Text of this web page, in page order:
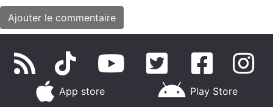
App store Play Store